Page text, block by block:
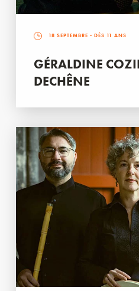
18 SEPTEMBRE - DÈS 11 ANS
GÉRALDINE
DECHÊNE